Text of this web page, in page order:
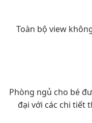
Toàn bộ view
Phòng ngủ cho bé
đại với các chi tiết